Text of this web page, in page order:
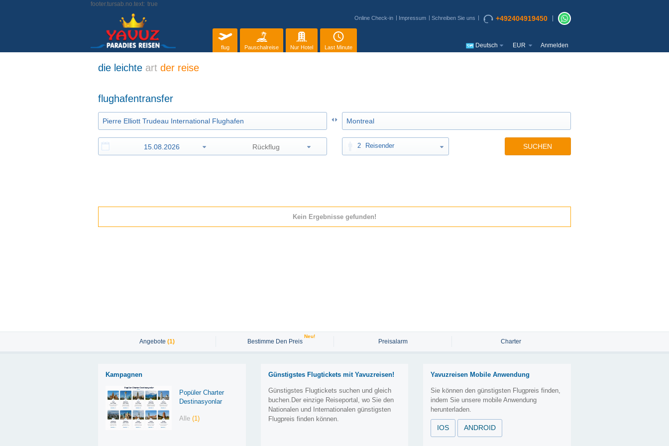
footer.tursab.no.text: true
Online Check-in Impressum Schreiben Sie uns +492404919450
flug Pauschalreise Nur Hotel Last Minute Deutsch EUR Anmelden
die leichte art der reise
flughafentransfer
2 Reisender SUCHEN
Kein Ergebnisse gefunden!
Angebote (1) Bestimme Den Preis
Neu!
Preisalarm Charter
Kampagnen
Popüler Charter
Destinasyonlar
Alle(1)
Günstigstes Flugtickets mit Yavuzreisen!
Günstigstes Flugtickets suchen und gleich
buchen.Der einzige Reiseportal, wo Sie den
Nationalen und Internationalen günstigsten
Flugpreis finden können.
Yavuzreisen Mobile Anwendung
Sie können den günstigsten Flugpreis finden,
indem Sie unsere mobile Anwendung
herunterladen.
IOS ANDROID